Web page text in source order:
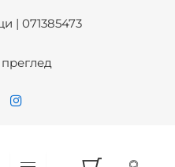
| 071385473